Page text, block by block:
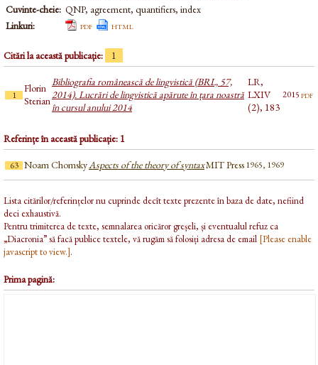
Cuvinte-cheie: QNP, agreement, quantifiers, index
Linkuri:
pdf html
Citări la această publicație: 1
1
Florin
Sterian
Bibliografia românească de lingvistică (BRL, 57,
2014). Lucrări de lingvistică apărute în țara noastră
în cursul anului 2014
LR,
LXIV
(2), 183
2015pdf
Referințe în această publicație: 1
63 Noam ChomskyAspects of the theory of syntaxMIT Press1965, 1969
Lista citărilor/referințelor nu cuprinde decît texte prezente în baza de date, nefiind
deci exhaustivă.
Pentru trimiterea de texte, semnalarea oricăror greșeli, și eventualul refuz ca
„Diacronia” să facă publice textele, vă rugăm să folosiți adresa de email [Please enable
javascript to view.].
Prima pagină: